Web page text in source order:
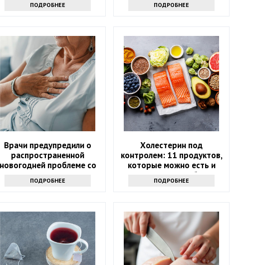
ПОДРОБНЕЕ ПОДРОБНЕЕ
Врачи предупредили о
распространенной
новогодней проблеме со
ПОДРОБНЕЕ
Холестерин под
контролем: 11 продуктов,
которые можно есть и
которых стоит избегать
ПОДРОБНЕЕ